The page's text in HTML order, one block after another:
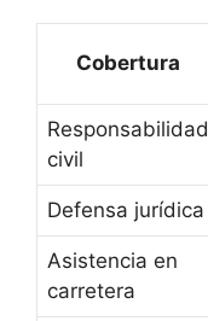
Cobertura
Responsabilidad
civil
Defensa jurídica
Asistencia en
carretera